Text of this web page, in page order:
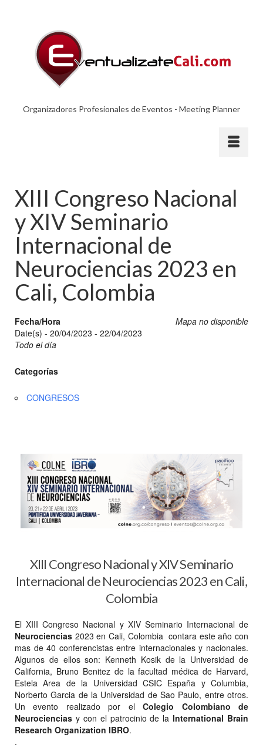
Organizadores Profesionales de Eventos - Meeting Planner
XIII Congreso Nacional
y XIV Seminario
Internacional de
Neurociencias 2023 en
Cali, Colombia
Mapa no disponible
Fecha/Hora
Date(s) - 20/04/2023 - 22/04/2023
Todo el día
Categorías
CONGRESOS
XIII Congreso Nacional y XIV Seminario
Internacional de Neurociencias 2023 en Cali,
Colombia
El XIII Congreso Nacional y XIV Seminario Internacional de
Neurociencias 2023 en Cali, Colombia contara este año con
mas de 40 conferencistas entre internacionales y nacionales.
Algunos de ellos son: Kenneth Kosik de la Universidad de
California, Bruno Benitez de la facultad médica de Harvard,
Estela Area de la Universidad CSIC España y Columbia,
Norberto Garcia de la Universidad de Sao Paulo, entre otros.
Un evento realizado por elColegio Colombiano de
Neurociencias y con el patrocinio de laInternational Brain
Research Organization IBRO.
.